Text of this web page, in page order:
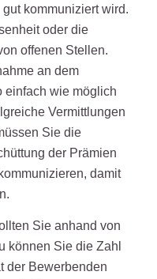
kommuniziert wird.
oder die
offenen Stellen.
an dem
einfach wie möglich
Vermittlungen
Sie die
der Prämien
damit
Sie anhand von
können Sie die Zahl
der Bewerbenden